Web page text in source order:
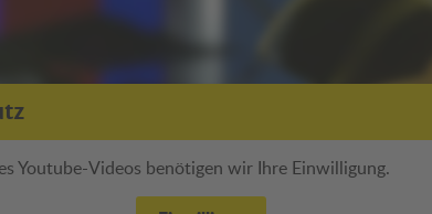
Youtube-Videos benötigen wir Ihre Einwilligung.